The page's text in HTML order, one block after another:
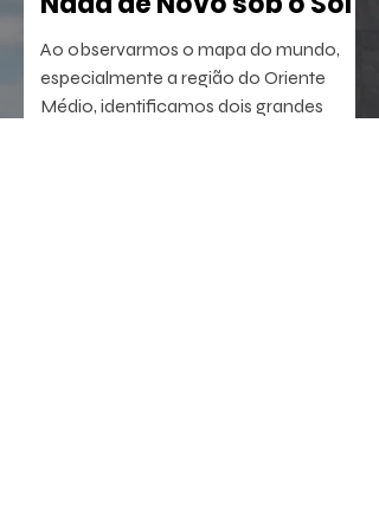
Ao observarmos o mapa do mundo,
especialmente a região do Oriente
Médio, identificamos dois grandes